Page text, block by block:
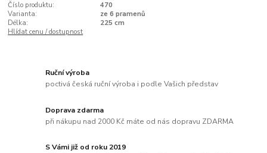
Číslo produktu:
470
Varianta:
ze 6 pramenů
Délka:
225 cm
Hlídat cenu / dostupnost
Ruční výroba
poctivá česká ruční výroba i podle Vašich představ
Doprava zdarma
při nákupu nad 2000 Kč máte od nás dopravu ZDARMA
S Vámi již od roku 2019